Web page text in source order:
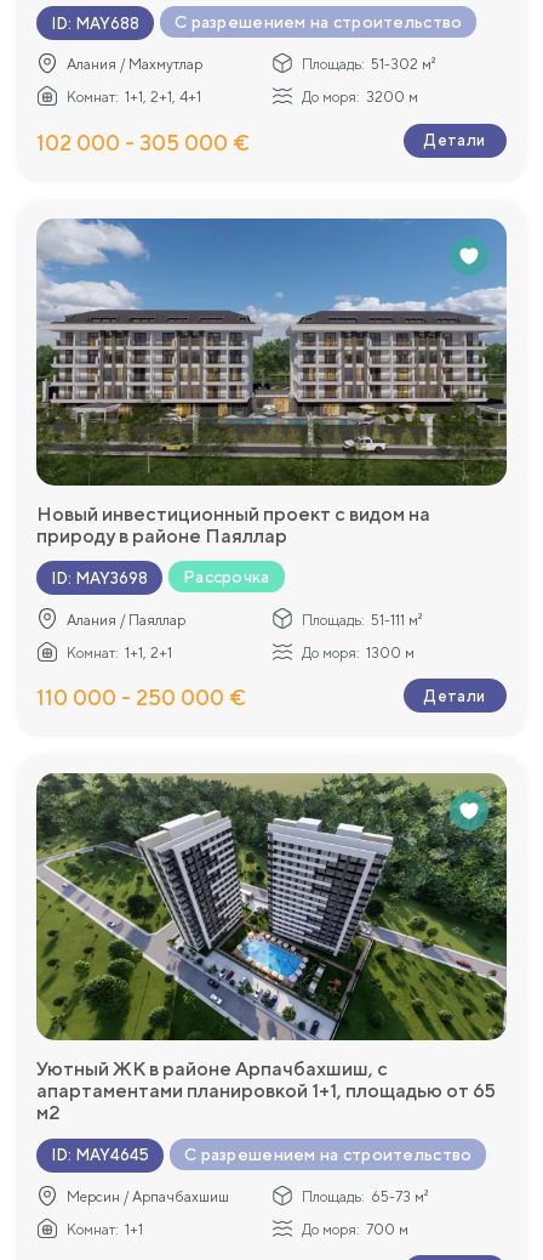
ID: MAY688 С разрешением на строительство
Алания / Махмутлар Площадь: 51-302 м²
Комнат: 1+1, 2+1, 4+1 До моря: 3200 м
102 000 - 305 000 € Детали
Новый инвестиционный проект с видом на
природу в районе Паяллар
ID: MAY3698 Рассрочка
Алания / Паяллар Площадь: 51-111 м²
Комнат: 1+1, 2+1 До моря: 1300 м
110 000 - 250 000 € Детали
Уютный ЖК в районе Арпачбахшиш, с
апартаментами планировкой 1+1, площадью от 65
м2
ID: MAY4645 С разрешением на строительство
Мерсин / Арпачбахшиш Площадь: 65-73 м²
Комнат: 1+1 До моря: 700 м